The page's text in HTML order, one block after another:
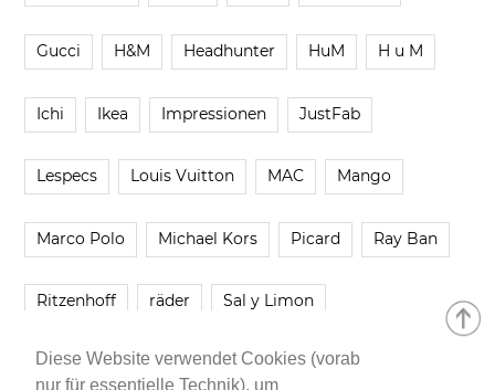
Diese Website verwendet Cookies (vorab
nur für essentielle Technik), um
Gucci H&M Headhunter HuM H u M
Ichi Ikea Impressionen JustFab
Lespecs Louis Vuitton MAC Mango
Marco Polo Michael Kors Picard Ray Ban
Ritzenhoff räder Sal y Limon
Smartbuyglasses smash! Steve Madden